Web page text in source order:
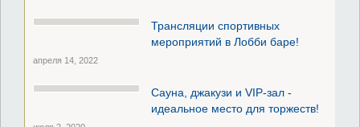
Трансляции спортивных
мероприятий в Лобби баре!
апреля 14, 2022
Сауна, джакузи и VIP-зал -
идеальное место для торжеств!